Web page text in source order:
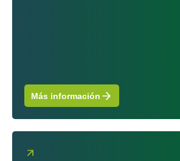
Más información